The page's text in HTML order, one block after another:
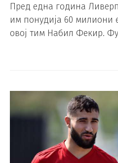
Пред една година
им понудија 60 милиони
овој тим Набил Фекир.